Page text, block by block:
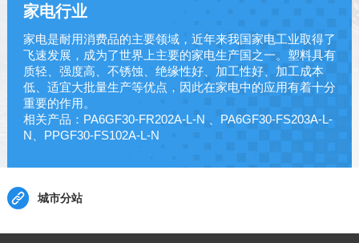
家电行业
家电是耐用消费品的主要领域，近年来我国家电工业取得了
飞速发展，成为了世界上主要的家电生产国之一。塑料具有
质轻、强度高、不锈蚀、绝缘性好、加工性好、加工成本
低、适宜大批量生产等优点，因此在家电中的应用有着十分
重要的作用。
相关产品：PA6GF30-FR202A-L-N 、PA6GF30-FS203A-L-
N、PPGF30-FS102A-L-N
城市分站